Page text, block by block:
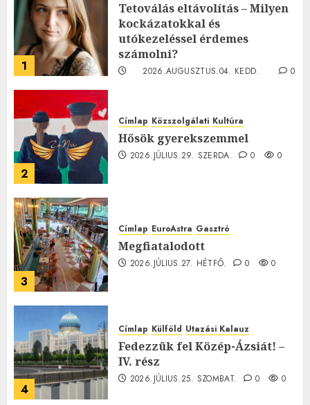
1
Tetoválás eltávolítás – Milyen
kockázatokkal és
utókezeléssel érdemes
számolni?
2026.AUGUSZTUS.04. KEDD.
0
2
Címlap Közszolgálati Kultúra
Hősök gyerekszemmel
2026.JÚLIUS.29. SZERDA. 0 0
3
Címlap EuroAstra Gasztró
Megfiatalodott
2026.JÚLIUS.27. HÉTFŐ. 0 0
4
Címlap Külföld Utazási Kalauz
Fedezzük fel Közép-Ázsiát! –
IV. rész
2026.JÚLIUS.25. SZOMBAT. 0 0